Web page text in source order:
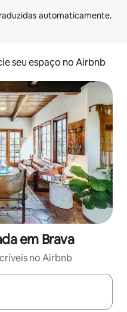
seu espaço no Airbnb
em Brava
no Airbnb
disponíveis, explore-os